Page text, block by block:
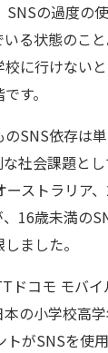
SNSの過度
る状態のこ
に行けない
す。
SNS依存は
社会課題と
ーストラリア
16歳未満の
ました。
ドコモ モバ
の小学校高
トがSNSを使